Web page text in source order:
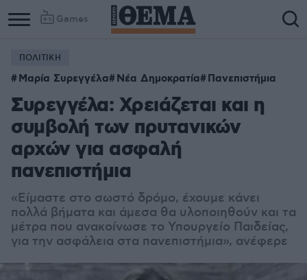
Games
ΠΟΛΙΤΙΚΗ
Μαρία Συρεγγέλα Νέα Δημοκρατία Πανεπιστήμια
Συρεγγέλα: Χρειάζεται και η
συμβολή των πρυτανικών
αρχών για ασφαλή
πανεπιστήμια
«Είμαστε στο σωστό δρόμο, έχουμε κάνει
πολλά βήματα και άμεσα θα υλοποιηθούν και τα
μέτρα που ανακοίνωσε το Υπουργείο Παιδείας,
για την ασφάλεια στα πανεπιστήμια», ανέφερε